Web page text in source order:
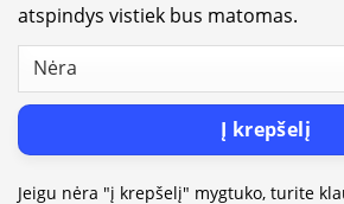
atspindys vistiek bus matomas.
Į krepšelį
Jeigu nėra "į krepšelį" mygtuko, turite